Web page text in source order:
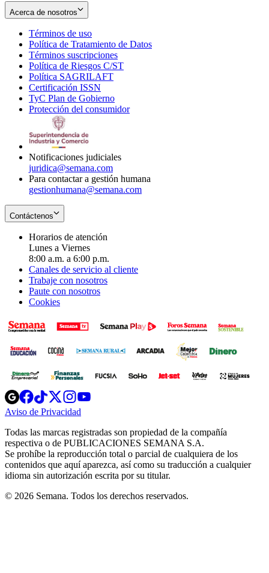
Acerca de nosotros
Términos de uso
in
new
window
Política de Tratamiento de Datos
Términos suscripciones
in
Política de Riesgos C/ST
Política SAGRILAFT
new
window
Certificación ISSN
in
new
TyC Plan de Gobierno
in
Protección del consumidorOpens
Notificaciones judiciales
juridica@semana.com
Para contactar a gestión humana
gestionhumana@semana.com
Contáctenos
Horarios de atención
Lunes a Viernes
8:00 a.m. a 6:00 p.m.
Canales de servicio al cliente
Trabaje con nosotros
Paute con nosotros
Cookies
Opens
in
new
Opens
in
new
Opens
in
new
window
Opens
new
windowwindow
Aviso de Privacidad
new
window
Todas las marcas registradas son propiedad de la compañía
respectiva o de PUBLICACIONES SEMANA S.A.
Se prohíbe la reproducción total o parcial de cualquiera de los
contenidos que aquí aparezca, así como su traducción a cualquier
idioma sin autorización escrita por su titular.
© 2026 Semana. Todos los derechos reservados.